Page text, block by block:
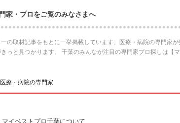
家・プロをご覧のみなさまへ
の取材記事をもとに一挙掲載しています。医療・病院の専門家
っと見つかります。 千葉のみんなが注目の専門家プロ探しは【マ
療・病院の専門家
マイベストプロ千葉について